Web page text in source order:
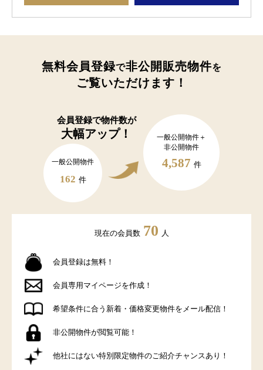
無料会員登録で非公開販売物件を
ご覧いただけます！
会員登録で物件数が
大幅アップ！
一般公開物件
162 件
一般公開物件＋
非公開物件
4,587 件
現在の会員数 70 人
会員登録は無料！
会員専用マイページを作成！
希望条件に合う新着・価格変更物件をメール配信！
非公開物件が閲覧可能！
他社にはない特別限定物件のご紹介チャンスあり！